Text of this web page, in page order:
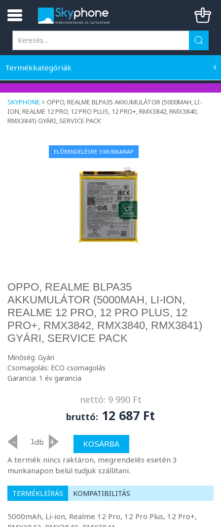
Termékkategóriák
SKYPHONE > OPPO, REALME BLPA35 AKKUMULÁTOR (5000MAH, LI-
ION, REALME 12 PRO, 12 PRO PLUS, 12 PRO+, RMX3842, RMX3840,
RMX3841) GYÁRI, SERVICE PACK
ELŐRENDELÉSRE 3 MUNKANAP
OPPO, REALME BLPA35
AKKUMULÁTOR (5000MAH, LI-ION,
REALME 12 PRO, 12 PRO PLUS, 12
PRO+, RMX3842, RMX3840, RMX3841)
GYÁRI, SERVICE PACK
Minőség: Gyári
Csomagolás: ECO csomagolás
Garancia: 1 év garancia
nettó: 9 990 Ft
bruttó: 12 687 Ft
- db + KOSÁRBA
A termék nincs raktáron, megrendelés esetén 3
munkanapon belül tudjuk szállítani.
TERMÉKLEÍRÁS KOMPATIBILITÁS
5000mAh, Li-ion, Realme 12 Pro, 12 Pro Plus, 12 Pro+,